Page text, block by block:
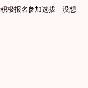
极报名参加选拔，没想